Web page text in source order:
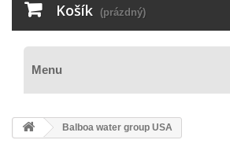
Košík (prázdný)
Menu
Balboa water group USA